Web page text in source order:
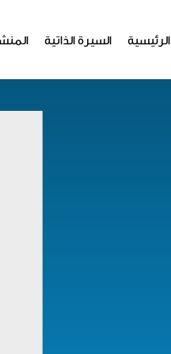
Website
الرئيسية السيرة الذاتية